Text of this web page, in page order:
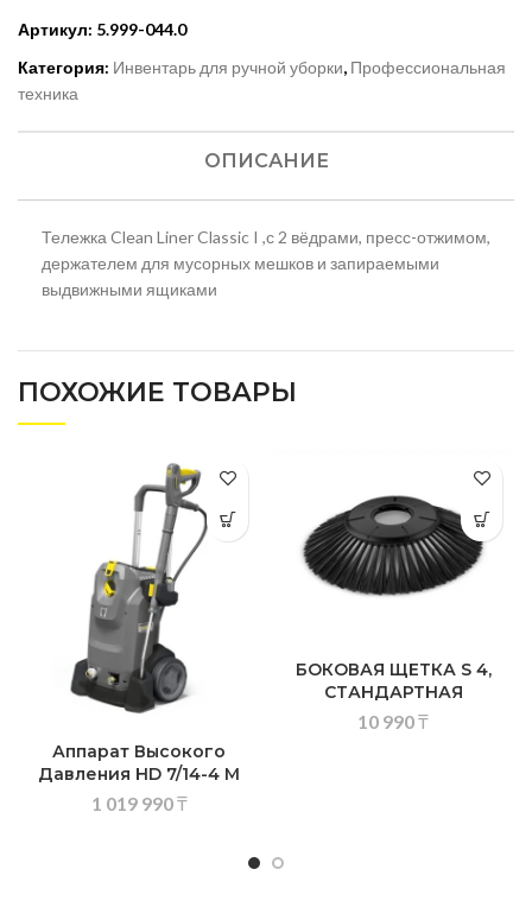
Артикул: 5.999-044.0
Категория: Инвентарь для ручной уборки, Профессиональная
техника
ОПИСАНИЕ
Тележка Clean Liner Classic I ,с 2 вёдрами, пресс-отжимом,
держателем для мусорных мешков и запираемыми
выдвижными ящиками
ПОХОЖИЕ ТОВАРЫ
Аппарат Высокого
Давления HD 7/14-4 M
1 019 990₸
БОКОВАЯ ЩЕТКА S 4,
СТАНДАРТНАЯ
10 990₸